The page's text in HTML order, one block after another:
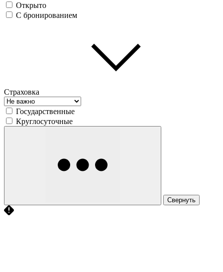
Открыто
С бронированием
Страховка
Государственные
Круглосуточные
Свернуть